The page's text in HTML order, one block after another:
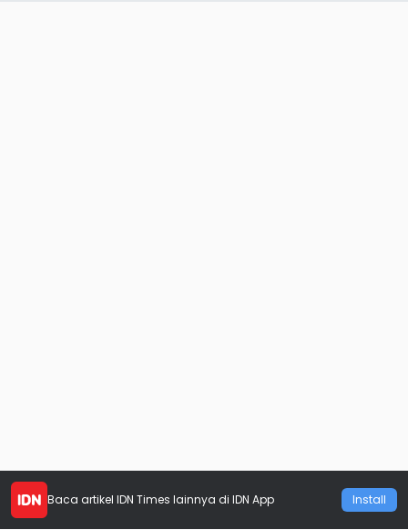
Baca artikel IDN Times lainnya di IDN App Install